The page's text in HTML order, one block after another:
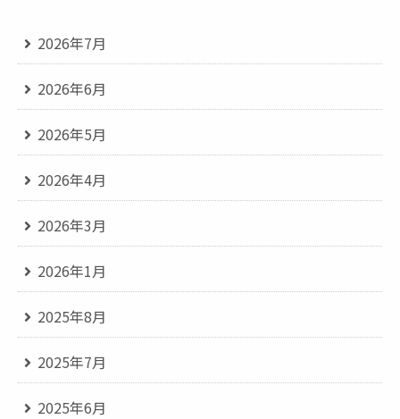
2026年7月
2026年6月
2026年5月
2026年4月
2026年3月
2026年1月
2025年8月
2025年7月
2025年6月